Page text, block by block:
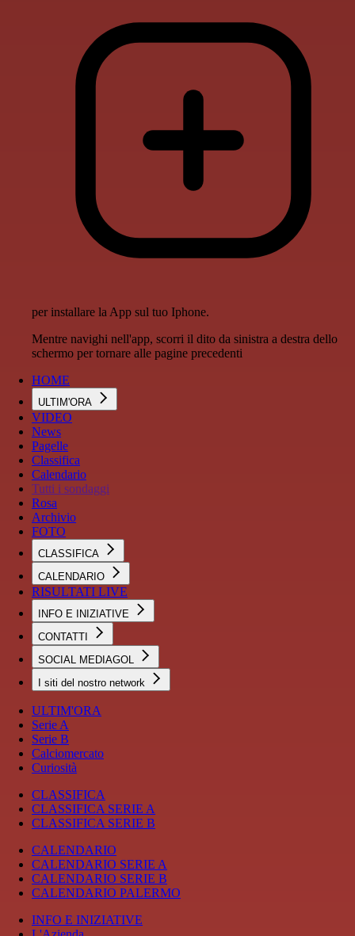
per installare la App sul tuo Iphone.
Mentre navighi nell'app, scorri il dito da sinistra a destra dello
schermo per tornare alle pagine precedenti
HOME
ULTIM'ORA
VIDEO
News
Pagelle
Classifica
Calendario
Tutti i sondaggi
Rosa
Archivio
FOTO
CLASSIFICA
CALENDARIO
RISULTATI LIVE
INFO E INIZIATIVE
CONTATTI
SOCIAL MEDIAGOL
I siti del nostro network
ULTIM'ORA
Serie A
Serie B
Calciomercato
Curiosità
CLASSIFICA
CLASSIFICA SERIE A
CLASSIFICA SERIE B
CALENDARIO
CALENDARIO SERIE A
CALENDARIO SERIE B
CALENDARIO PALERMO
INFO E INIZIATIVE